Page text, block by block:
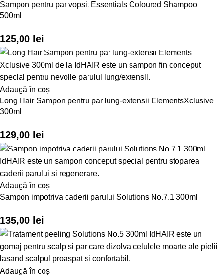
Sampon pentru par vopsit Essentials Coloured Shampoo
500ml
125,00 lei
Adaugă în coș
Long Hair Sampon pentru par lung-extensii ElementsXclusive
300ml
129,00 lei
Adaugă în coș
Sampon impotriva caderii parului Solutions No.7.1 300ml
135,00 lei
Adaugă în coș